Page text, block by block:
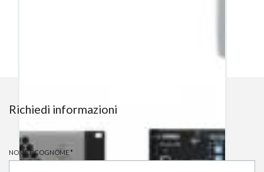
Richiedi informazioni
NOME E COGNOME*